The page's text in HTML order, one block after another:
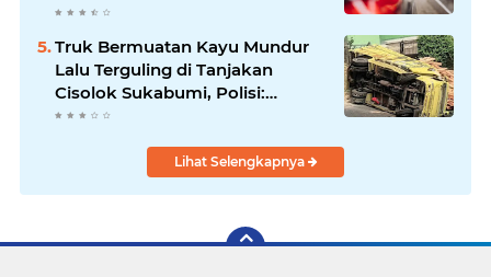
per Liter, Cek Daftar Harga
Terbaru
Truk Bermuatan Kayu Mundur
Lalu Terguling di Tanjakan
Cisolok Sukabumi, Polisi:
Diduga Tak Kuat Menanjak
Lihat Selengkapnya